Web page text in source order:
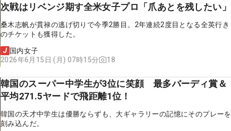
次戦はリベンジ期す全米女子プロ「爪あとを残したい」
桑木志帆が貫禄の逃げ切りで今季2勝目。2年連続2度目となる全英行き
のチケットも獲得した。
国内女子
2026年6月15日 (月) 07時15分
18
韓国のスーパー中学生が3位に笑顔 最多バーディ賞＆
平均271.5ヤードで飛距離1位！
韓国の天才中学生は優勝ならずも、大ギャラリーの記憶にそのプレーを
刻み込んだ。